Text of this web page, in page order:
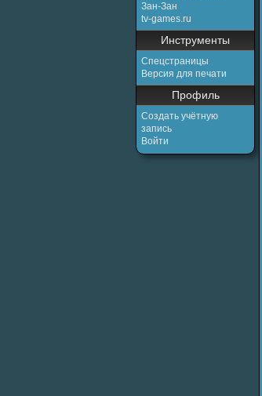
Зан-Зан
tv-games.ru
Инструменты
Спецстраницы
Версия для печати
Профиль
Создать учётную
запись
Войти